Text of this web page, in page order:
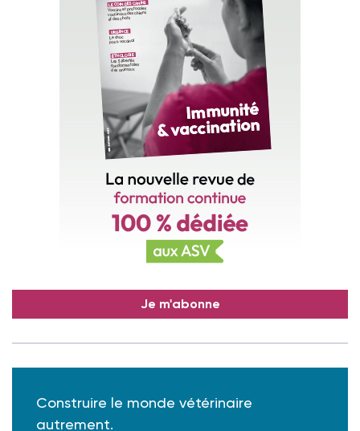
Je m'abonne
Construire le monde vétérinaire
autrement.